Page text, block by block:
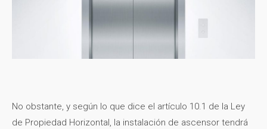
No obstante, y según lo que dice el artículo 10.1 de la Ley
de Propiedad Horizontal, la instalación de ascensor tendrá